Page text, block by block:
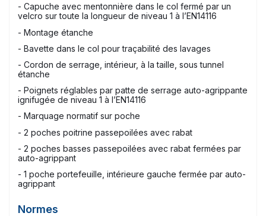
- Capuche avec mentonnière dans le col fermé par un
velcro sur toute la longueur de niveau 1 à l’EN14116
- Montage étanche
- Bavette dans le col pour traçabilité des lavages
- Cordon de serrage, intérieur, à la taille, sous tunnel
étanche
- Poignets réglables par patte de serrage auto-agrippante
ignifugée de niveau 1 à l’EN14116
- Marquage normatif sur poche
- 2 poches poitrine passepoilées avec rabat
- 2 poches basses passepoilées avec rabat fermées par
auto-agrippant
- 1 poche portefeuille, intérieure gauche fermée par auto-
agrippant
Normes